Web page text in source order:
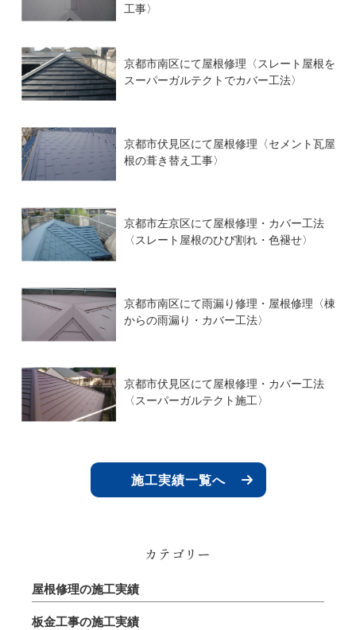
工事〉
京都市南区にて屋根修理〈スレート屋根を
スーパーガルテクトでカバー工法〉
京都市伏見区にて屋根修理〈セメント瓦屋
根の葺き替え工事〉
京都市左京区にて屋根修理・カバー工法
〈スレート屋根のひび割れ・色褪せ〉
京都市南区にて雨漏り修理・屋根修理〈棟
からの雨漏り・カバー工法〉
京都市伏見区にて屋根修理・カバー工法
〈スーパーガルテクト施工〉
施工実績一覧へ
カテゴリー
屋根修理の施工実績
板金工事の施工実績